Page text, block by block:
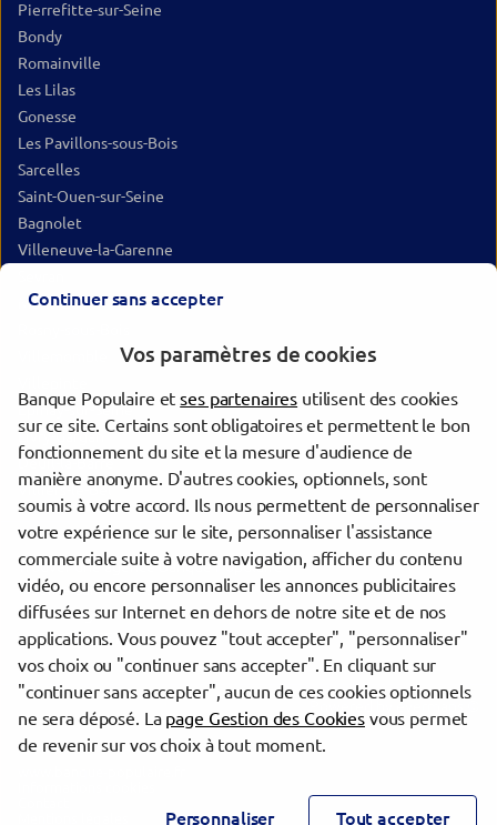
Pierrefitte-sur-Seine
Bondy
Romainville
Les Lilas
Gonesse
Les Pavillons-sous-Bois
Sarcelles
Saint-Ouen-sur-Seine
Bagnolet
Villeneuve-la-Garenne
Montreuil
Épinay-sur-Seine
Livry-Gargan
Deuil-la-Barre
Villiers-le-Bel
Trouver une agence Banque Populaire
Seine-Saint-Denis
Le Bourget
LE BOURGET
evermaps ©
Continuer sans accepter
Vos paramètres de cookies
Banque Populaire etses partenaires utilisent des cookies
sur ce site. Certains sont obligatoires et permettent le bon
fonctionnement du site et la mesure d'audience de
manière anonyme. D'autres cookies, optionnels, sont
soumis à votre accord. Ils nous permettent de personnaliser
votre expérience sur le site, personnaliser l'assistance
commerciale suite à votre navigation, afficher du contenu
vidéo, ou encore personnaliser les annonces publicitaires
diffusées sur Internet en dehors de notre site et de nos
applications. Vous pouvez "tout accepter", "personnaliser"
vos choix ou "continuer sans accepter". En cliquant sur
"continuer sans accepter", aucun de ces cookies optionnels
ne sera déposé. La page Gestion des Cookiesvous permet
de revenir sur vos choix à tout moment.
Personnaliser Tout accepter